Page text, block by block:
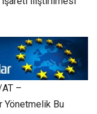
–
Yönetmelik Bu